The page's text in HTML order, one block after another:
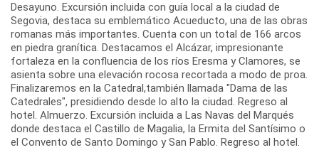
Desayuno. Excursión incluida con guía local a la ciudad de
Segovia, destaca su emblemático Acueducto, una de las obras
romanas más importantes. Cuenta con un total de 166 arcos
en piedra granítica. Destacamos el Alcázar, impresionante
fortaleza en la confluencia de los ríos Eresma y Clamores, se
asienta sobre una elevación rocosa recortada a modo de proa.
Finalizaremos en la Catedral,también llamada "Dama de las
Catedrales", presidiendo desde lo alto la ciudad. Regreso al
hotel. Almuerzo. Excursión incluida a Las Navas del Marqués
donde destaca el Castillo de Magalia, la Ermita del Santísimo o
el Convento de Santo Domingo y San Pablo. Regreso al hotel.